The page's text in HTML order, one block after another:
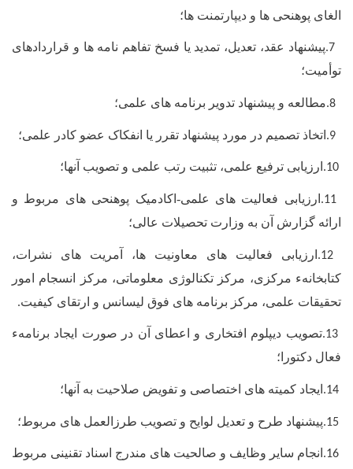
الغای پوهنحی ها و دیپارتمنت ها؛
.7پیشنهاد عقد، تعدیل، تمدید یا فسخ تفاهم نامه ها و قراردادهای
توأمیت؛
.8مطالعه و پیشنهاد تدویر برنامه های علمی؛
.9 اتخاذ تصمیم در مورد پیشنهاد تقرر یا انفکاک عضو کادر علمی؛
.10 ارزیابی ترفیع علمی، تثبیت رتب علمی و تصویب آنها؛
.11 ارزیابی فعالیت های علمی-اکادمیک پوهنحی های مربوط و
ارائه گزارش آن به وزارت تحصیلات عالی؛
.12 ارزیابی فعالیت های معاونیت ها، آمریت های نشرات،
کتابخانهء مرکزی، مرکز تکنالوژی معلوماتی، مرکز انسجام امور
تحقیقات علمی، مرکز برنامه های فوق لیسانس و ارتقای کیفیت.
.13تصویب دیپلوم افتخاری و اعطای آن در صورت ایجاد برنامهء
فعال دکتورا؛
.14 ایجاد کمیته های اختصاصی و تفویض صلاحیت به آنها؛
.15پیشنهاد طرح و تعدیل لوایح و تصویب طرزالعمل های مربوط؛
.16 انجام سایر وظایف و صالحیت های مندرج اسناد تقنینی مربوط